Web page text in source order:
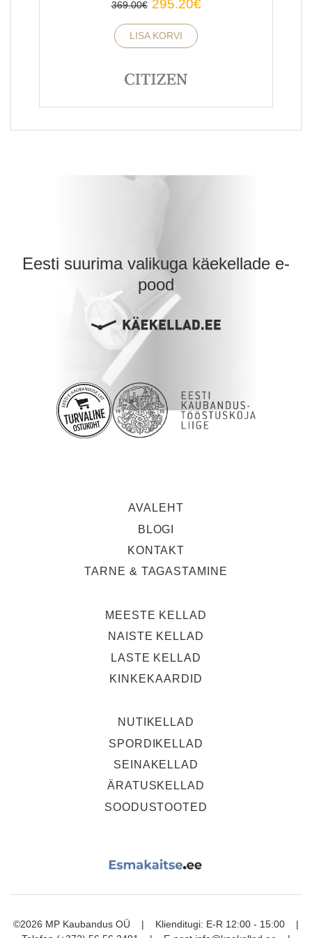
transport tasuta.
TAGASI ÜLES
369.00€ 295.20€
LISA KORVI
Eesti suurima valikuga käekellade e-
pood
AVALEHT
BLOGI
KONTAKT
TARNE & TAGASTAMINE
MEESTE KELLAD
NAISTE KELLAD
LASTE KELLAD
KINKEKAARDID
NUTIKELLAD
SPORDIKELLAD
SEINAKELLAD
ÄRATUSKELLAD
SOODUSTOOTED
©2026 MP Kaubandus OÜ | Klienditugi: E-R 12:00 - 15:00 |